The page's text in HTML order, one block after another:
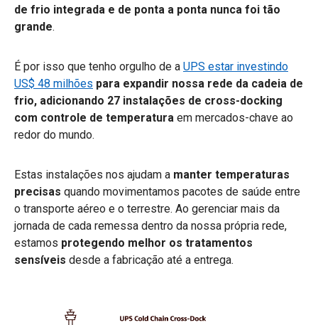
de frio integrada e de ponta a ponta nunca foi tão
grande.
É por isso que tenho orgulho de a UPS estar investindo
US$ 48 milhões para expandir nossa rede da cadeia de
frio, adicionando 27 instalações de cross-docking
com controle de temperatura em mercados-chave ao
redor do mundo.
Estas instalações nos ajudam a manter temperaturas
precisas quando movimentamos pacotes de saúde entre
o transporte aéreo e o terrestre. Ao gerenciar mais da
jornada de cada remessa dentro da nossa própria rede,
estamos protegendo melhor os tratamentos
sensíveis desde a fabricação até a entrega.